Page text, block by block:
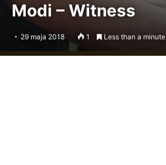
Modi – Witness
29 maja 2018 1 Less than a minute